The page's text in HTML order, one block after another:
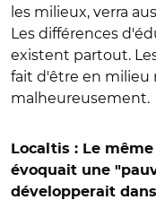
les milieux, verra
Les différences
existent partout.
fait d'être en milieu
malheureusement.
Localtis : Le
évoquait une
développerait